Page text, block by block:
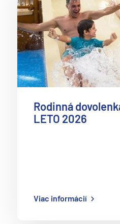
Rodinná
LETO 2026
Viac informácií